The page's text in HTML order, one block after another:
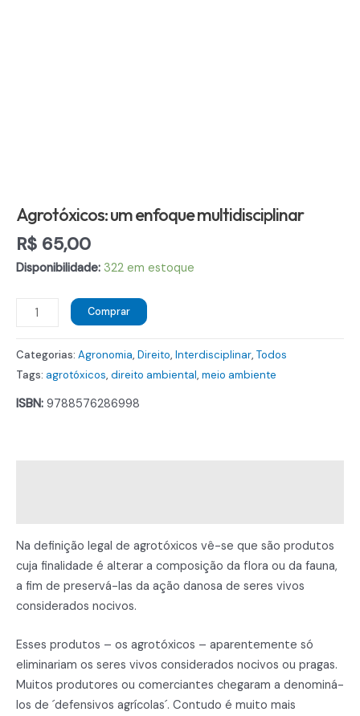
Agrotóxicos: um enfoque multidisciplinar
R$ 65,00
Disponibilidade: 322 em estoque
Agrotóxicos:
enfoque
multidisciplinar
Comprar
Categorias: Agronomia, Direito, Interdisciplinar, Todos
Tags: agrotóxicos, direito ambiental, meio ambiente
ISBN: 9788576286998
Na definição legal de agrotóxicos vê-se que são produtos
cuja finalidade é alterar a composição da flora ou da fauna,
a fim de preservá-las da ação danosa de seres vivos
considerados nocivos.
Esses produtos – os agrotóxicos – aparentemente só
eliminariam os seres vivos considerados nocivos ou pragas.
Muitos produtores ou comerciantes chegaram a denominá-
los de ´defensivos agrícolas´. Contudo é muito mais